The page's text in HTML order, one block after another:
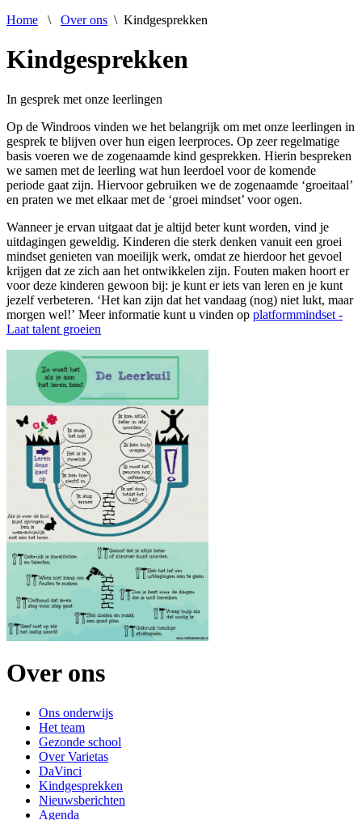
Home
\ Over ons \ Kindgesprekken
Kindgesprekken
In gesprek met onze leerlingen
Op de Windroos vinden we het belangrijk om met onze leerlingen in
gesprek te blijven over hun eigen leerproces. Op zeer regelmatige
basis voeren we de zogenaamde kind gesprekken. Hierin bespreken
we samen met de leerling wat hun leerdoel voor de komende
periode gaat zijn. Hiervoor gebruiken we de zogenaamde ‘groeitaal’
en praten we met elkaar met de ‘groei mindset’ voor ogen.
Wanneer je ervan uitgaat dat je altijd beter kunt worden, vind je
uitdagingen geweldig. Kinderen die sterk denken vanuit een groei
mindset genieten van moeilijk werk, omdat ze hierdoor het gevoel
krijgen dat ze zich aan het ontwikkelen zijn. Fouten maken hoort er
voor deze kinderen gewoon bij: je kunt er iets van leren en je kunt
jezelf verbeteren. ‘Het kan zijn dat het vandaag (nog) niet lukt, maar
morgen wel!’ Meer informatie kunt u vinden op platformmindset -
Laat talent groeien
Over ons
Ons onderwijs
Het team
Gezonde school
Over Varietas
DaVinci
Kindgesprekken
Nieuwsberichten
Agenda